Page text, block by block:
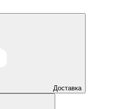
Доставка